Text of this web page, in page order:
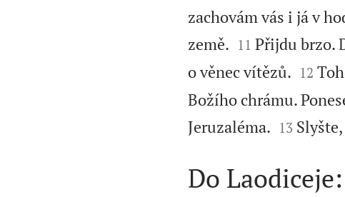
zachovám vás i já v
země.
11 Přijdu brzo.
o věnec vítězů.
12
Božího chrámu.
Jeruzaléma.
13
Do